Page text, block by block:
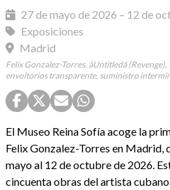
27 de mayo de 2026 – 12 de
Exposiciones
Madrid
Felix Gonzalez-Torres. âUntitledâ
envoltorios transparente, suministro
El Museo Reina Sofía acoge la
Felix Gonzalez-Torres en Madrid,
mayo al 12 de octubre de 2026.
cincuenta obras del artista